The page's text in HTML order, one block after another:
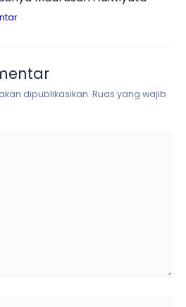
dipublikasikan. Ruas yang wajib